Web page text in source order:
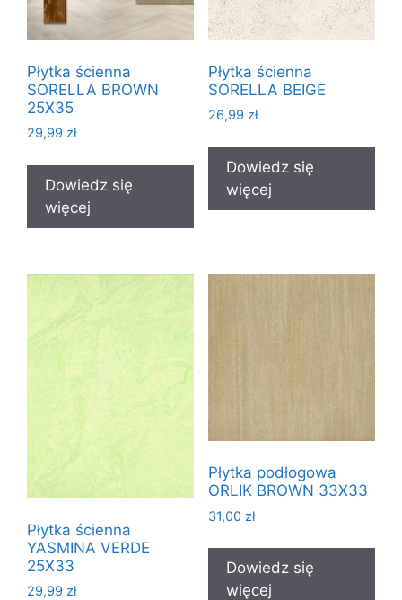
Płytka ścienna
SORELLA BROWN
25X35
29,99 zł
Dowiedz się
więcej
Płytka ścienna
SORELLA BEIGE
26,99 zł
Dowiedz się
więcej
Płytka ścienna
YASMINA VERDE
25X33
29,99 zł
Płytka podłogowa
ORLIK BROWN 33X33
31,00 zł
Dowiedz się
więcej